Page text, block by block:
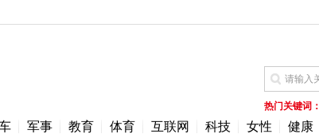
热门关键词：
军事 教育 体育 互联网 科技 女性 健康